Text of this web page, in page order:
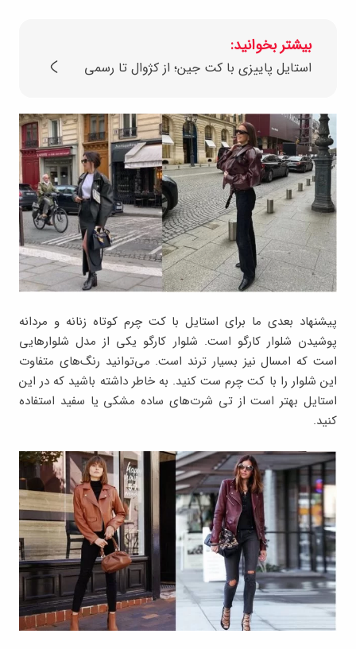
بیشتر بخوانید:
استایل پاییزی با کت جین؛ از کژوال تا رسمی
پیشنهاد بعدی ما برای استایل با کت چرم کوتاه زنانه و مردانه
پوشیدن شلوار کارگو است. شلوار کارگو یکی از مدل شلوارهایی
است که امسال نیز بسیار ترند است. می‌توانید رنگ‌های متفاوت
این شلوار را با کت چرم ست کنید. به خاطر داشته باشید که در این
استایل بهتر است از تی شرت‌های ساده مشکی یا سفید استفاده
کنید.